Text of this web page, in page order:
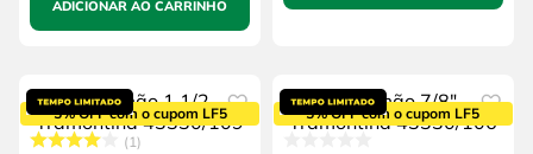
ADICIONAR AO CARRINHO
5% OFF com o cupom LF5
1
5% OFF com o cupom LF5